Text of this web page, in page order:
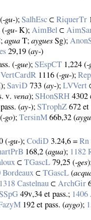
‑gu‑);SalhEsc ⊂RiquerTr
(‑gu‑ K); AimBel ⊂
agua T;aygues Sg);
29,19 (ay‑)
(‑gue);SEspCT 1,224 (
VertCardR 1116 (‑gu‑);
SaviD 733 (ay‑);LVVert
v. vena);SHonSRH 4302
(ay‑);STrophZ 672 et
‑go);TersinM 66b,32 (
(‑gu‑);CodiD 3.24,6 =Rn
168,2 (agua); 1182
⊂TGascL 79,25 (‑ges);
Bordeaux ⊂TGascL (
1318 Castelnau ⊂ ArchGir
49v,34 et pass.; 1406
192 et pass. (aygo);